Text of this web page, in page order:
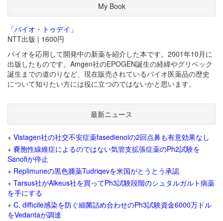
My Book
「バイオ・トゥデイ」
NTT出版 | 1600円
バイオを応用して開発中の新薬を紹介した本です。2001年10月に
出版したものです。Amgen社のEPOGEN誕生の経緯やグリベック
誕生までの道のりなど、現在販売されているバイオ医薬品の歴史
について知りたい方には役に立つのではないかと思います。
最新ニュース
+ Vistagen社の社交不安症薬fasedienolの2回点鼻も有意効果なし
+ 嚢胞性線維症によるのではない気管支拡張症薬のPh2試験を
Sanofiが停止
+ Replimuneの黒色腫薬Tudriqevを米国がとうとう承認
+ Tarsus社がAlkeus社を買ってPh3試験段階のシュタルガルト病薬
を手にする
+ C. difficile感染を防ぐ細菌詰め合わせのPh3試験資金6000万ドル
をVedantaが調達